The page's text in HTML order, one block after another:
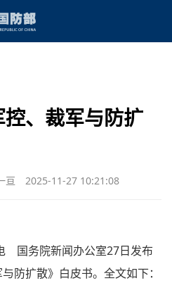
、裁军与防扩
亘 2025-11-27 10:21:08
国务院新闻办公室27日发布
防扩散》白皮书。全文如下：